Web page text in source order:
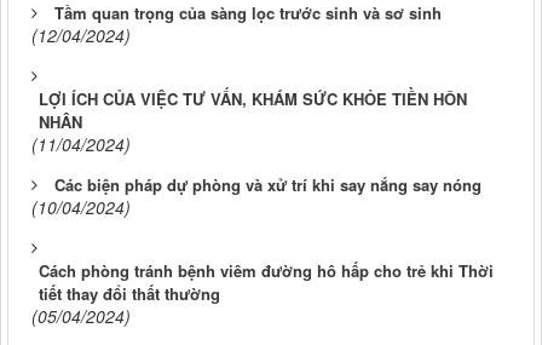
Tầm quan trọng của sàng lọc trước sinh và sơ sinh
(12/04/2024)
LỢI ÍCH CỦA VIỆC TƯ VẤN, KHÁM SỨC KHỎE TIỀN HÔN
NHÂN
(11/04/2024)
Các biện pháp dự phòng và xử trí khi say nắng say nóng
(10/04/2024)
Cách phòng tránh bệnh viêm đường hô hấp cho trẻ khi Thời
tiết thay đổi thất thường
(05/04/2024)